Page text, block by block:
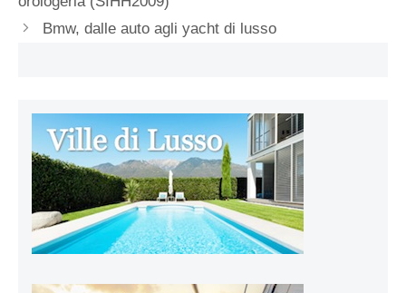
Bmw, dalle auto agli yacht di lusso